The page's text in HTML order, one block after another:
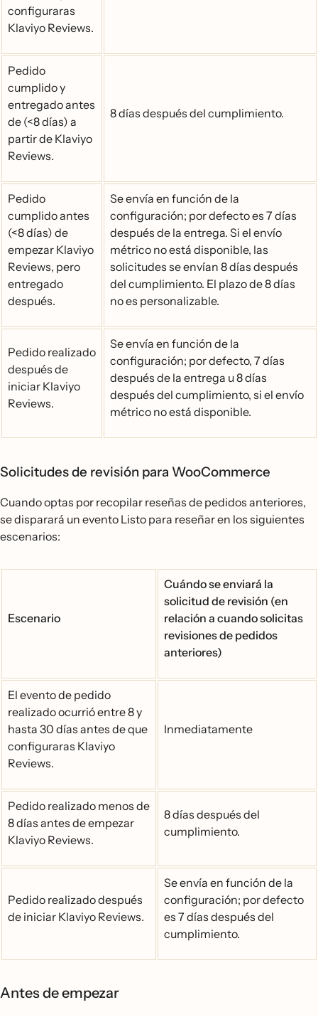
configuraras
Klaviyo Reviews.
Pedido
cumplido y
entregado antes
de (<8 días) a
partir de Klaviyo
Reviews.
8 días después del cumplimiento.
Pedido
cumplido antes
(<8 días) de
empezar Klaviyo
Reviews, pero
entregado
después.
Se envía en función de la
configuración; por defecto es 7 días
después de la entrega. Si el envío
métrico no está disponible, las
solicitudes se envían 8 días después
del cumplimiento. El plazo de 8 días
no es personalizable.
Pedido realizado
después de
iniciar Klaviyo
Reviews.
Se envía en función de la
configuración; por defecto, 7 días
después de la entrega u 8 días
después del cumplimiento, si el envío
métrico no está disponible.
Solicitudes de revisión para WooCommerce
Cuando optas por recopilar reseñas de pedidos anteriores,
se disparará un evento Listo para reseñar en los siguientes
escenarios:
Escenario
Cuándo se enviará la
solicitud de revisión (en
relación a cuando solicitas
revisiones de pedidos
anteriores)
El evento de pedido
realizado ocurrió entre 8 y
hasta 30 días antes de que
configuraras Klaviyo
Reviews.
Inmediatamente
Pedido realizado menos de
8 días antes de empezar
Klaviyo Reviews.
8 días después del
cumplimiento.
Pedido realizado después
de iniciar Klaviyo Reviews.
Se envía en función de la
configuración; por defecto
es 7 días después del
cumplimiento.
Antes de empezar